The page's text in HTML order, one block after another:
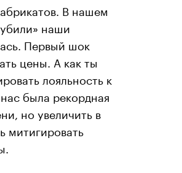
В нашем
наши
Первый шок
цены. А как ты
лояльность к
была рекордная
но увеличить в
митигировать